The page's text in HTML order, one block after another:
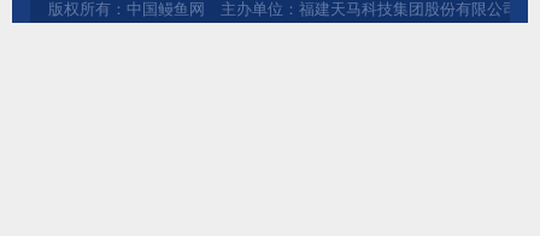
版权所有：中国鳗鱼网 主办单位：福建天马科技集团股份有限公司